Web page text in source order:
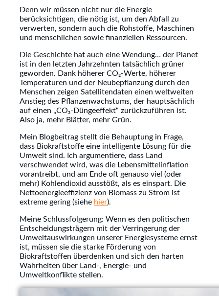
Denn wir müssen nicht nur die Energie
berücksichtigen, die nötig ist, um den Abfall zu
verwerten, sondern auch die Rohstoffe, Maschinen
und menschlichen sowie finanziellen Ressourcen.
Die Geschichte hat auch eine Wendung… der Planet
ist in den letzten Jahrzehnten tatsächlich grüner
geworden. Dank höherer CO₂-Werte, höherer
Temperaturen und der Neubepflanzung durch den
Menschen zeigen Satellitendaten einen weltweiten
Anstieg des Pflanzenwachstums, der hauptsächlich
auf einen „CO₂-Düngeeffekt“ zurückzuführen ist.
Also ja, mehr Blätter, mehr Grün.
Mein Blogbeitrag stellt die Behauptung in Frage,
dass Biokraftstoffe eine intelligente Lösung für die
Umwelt sind. Ich argumentiere, dass Land
verschwendet wird, was die Lebensmittelinflation
vorantreibt, und am Ende oft genauso viel (oder
mehr) Kohlendioxid ausstößt, als es einspart. Die
Nettoenergieeffizienz von Biomass zu Strom ist
extreme gering (siehe hier).
Meine Schlussfolgerung: Wenn es den politischen
Entscheidungsträgern mit der Verringerung der
Umweltauswirkungen unserer Energiesysteme ernst
ist, müssen sie die starke Förderung von
Biokraftstoffen überdenken und sich den harten
Wahrheiten über Land-, Energie- und
Umweltkonflikte stellen.